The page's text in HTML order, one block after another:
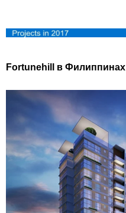
Fortunehill в Филиппинах